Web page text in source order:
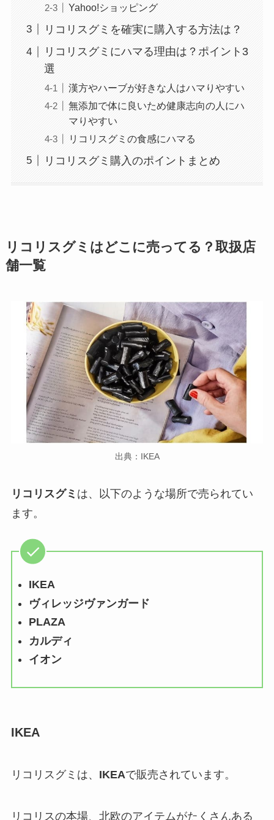
Yahoo!ショッピング
リコリスグミを確実に購入する方法は？
リコリスグミにハマる理由は？ポイント3
選
漢方やハーブが好きな人はハマりやすい
無添加で体に良いため健康志向の人にハ
マりやすい
リコリスグミの食感にハマる
リコリスグミ購入のポイントまとめ
リコリスグミはどこに売ってる？取扱店
舗一覧
出典：IKEA
リコリスグミ は、以下のような場所で売られてい
ます。
IKEA
ヴィレッジヴァンガード
PLAZA
カルディ
イオン
IKEA
リコリスグミは、 IKEAで販売されています。
リコリスの本場、北欧のアイテムがたくさんある